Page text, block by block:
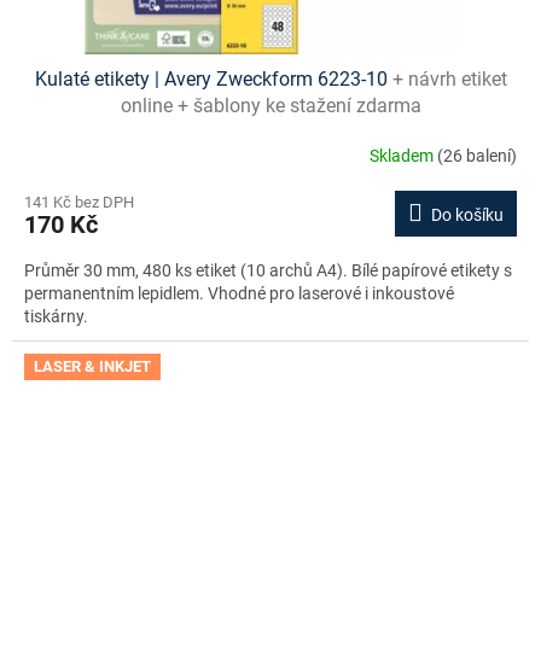
Kulaté etikety | Avery Zweckform 6223-10 + návrh etiket
online + šablony ke stažení zdarma
Skladem (26 balení)
141 Kč bez DPH
170 Kč Do košíku
Průměr 30 mm, 480 ks etiket (10 archů A4). Bílé papírové etikety s
permanentním lepidlem. Vhodné pro laserové i inkoustové
tiskárny.
LASER & INKJET